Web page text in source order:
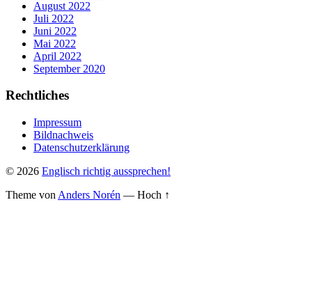
August 2022
Juli 2022
Juni 2022
Mai 2022
April 2022
September 2020
Rechtliches
Impressum
Bildnachweis
Datenschutzerklärung
© 2026 Englisch richtig aussprechen!
Theme von Anders Norén — Hoch ↑